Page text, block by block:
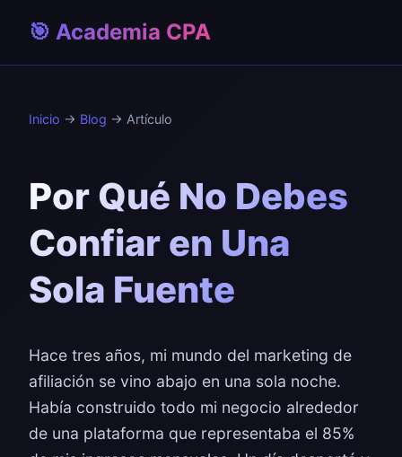
🎯 Academia CPA
Inicio → Blog → Artículo
Por Qué No Debes
Confiar en Una
Sola Fuente
Hace tres años, mi mundo del marketing de
afiliación se vino abajo en una sola noche.
Había construido todo mi negocio alrededor
de una plataforma que representaba el 85%